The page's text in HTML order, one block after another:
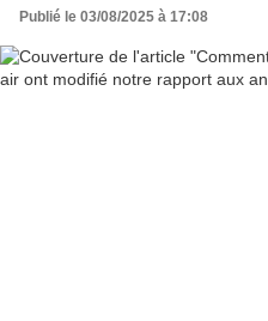
Publié le 03/08/2025 à 17:08